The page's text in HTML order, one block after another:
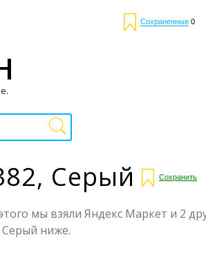
Сохраненные 0
Серый Сохранить
мы взяли Яндекс Маркет и 2
Серый ниже.